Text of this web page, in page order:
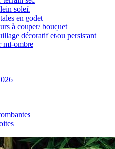
soleil
en godet
à couper/ bouquet
décoratif et/ou persistant
mi-ombre